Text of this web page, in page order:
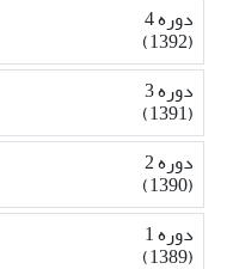
دوره 4
(1392)
دوره 3
(1391)
دوره 2
(1390)
دوره 1
(1389)